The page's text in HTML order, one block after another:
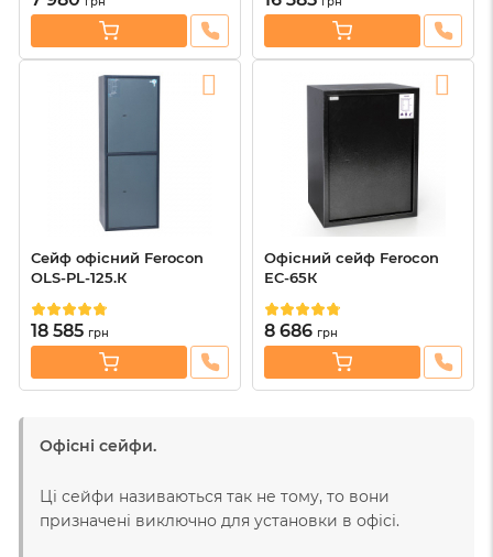
Сейф офісний Ferocon
OLS-PL-125.К
18 585 грн
Офісний сейф Ferocon
ЕС-65К
8 686 грн
Офісні сейфи.
Ці сейфи називаються так не тому, то вони
призначені виключно для установки в офісі.